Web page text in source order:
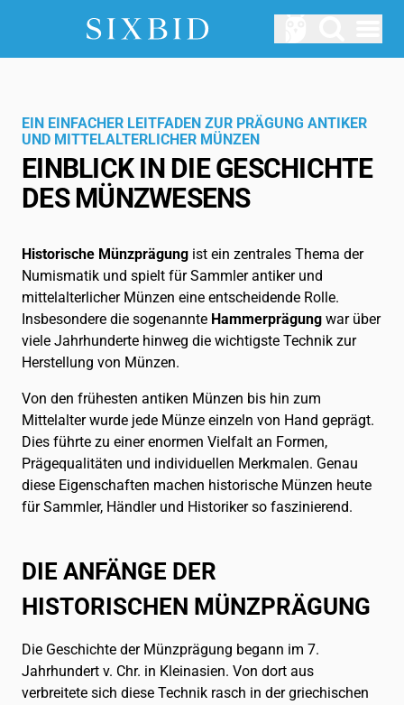
ÜBER UNS
Wie funktioniert SIxbid?
SERVICE
Blog
DE
English EN
Français FR
Italiano IT
Русский RU
Español ES
Chinese ZH
EIN EINFACHER LEITFADEN ZUR PRÄGUNG ANTIKER
UND MITTELALTERLICHER MÜNZEN
EINBLICK IN DIE GESCHICHTE
DES MÜNZWESENS
Historische Münzprägung ist ein zentrales Thema der
Numismatik und spielt für Sammler antiker und
mittelalterlicher Münzen eine entscheidende Rolle.
Insbesondere die sogenannte Hammerprägung war über
viele Jahrhunderte hinweg die wichtigste Technik zur
Herstellung von Münzen.
Von den frühesten antiken Münzen bis hin zum
Mittelalter wurde jede Münze einzeln von Hand geprägt.
Dies führte zu einer enormen Vielfalt an Formen,
Prägequalitäten und individuellen Merkmalen. Genau
diese Eigenschaften machen historische Münzen heute
für Sammler, Händler und Historiker so faszinierend.
DIE ANFÄNGE DER
HISTORISCHEN MÜNZPRÄGUNG
Die Geschichte der Münzprägung begann im 7.
Jahrhundert v. Chr. in Kleinasien. Von dort aus
verbreitete sich diese Technik rasch in der griechischen